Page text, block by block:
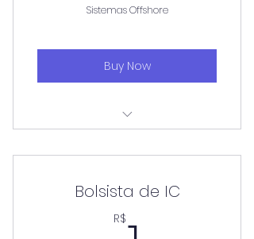
Sistemas Offshore
Buy Now
Bolsista de IC
R$